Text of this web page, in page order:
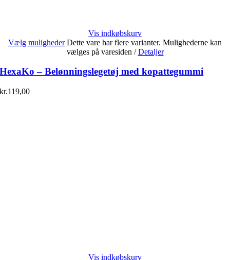
Vis indkøbskurv
Vælg muligheder Dette vare har flere varianter. Mulighederne kan
vælges på varesiden / Detaljer
HexaKo – Belønningslegetøj med kopattegummi
kr.119,00
Vis indkøbskurv